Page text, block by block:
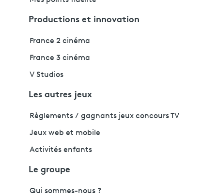
Productions et innovation
France 2 cinéma
France 3 cinéma
V Studios
Les autres jeux
Règlements / gagnants jeux concours TV
Jeux web et mobile
Activités enfants
Le groupe
Qui sommes-nous ?